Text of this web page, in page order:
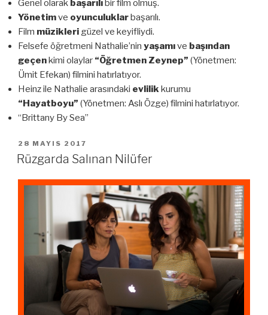
Genel olarak başarılıbir film olmuş.
Yönetimve oyunculuklarbaşarılı.
Film müzikleri güzel ve keyifliydi.
Felsefe öğretmeni Nathalie’nin yaşamıve başından
geçenkimi olaylar “Öğretmen Zeynep” (Yönetmen:
Ümit Efekan) filmini hatırlatıyor.
Heinz ile Nathalie arasındaki evlilik kurumu
“Hayatboyu” (Yönetmen: Aslı Özge) filmini hatırlatıyor.
“Brittany By Sea”
YAYIM
TARIHI
28 MAYIS 2017
Rüzgarda Salınan Nilüfer